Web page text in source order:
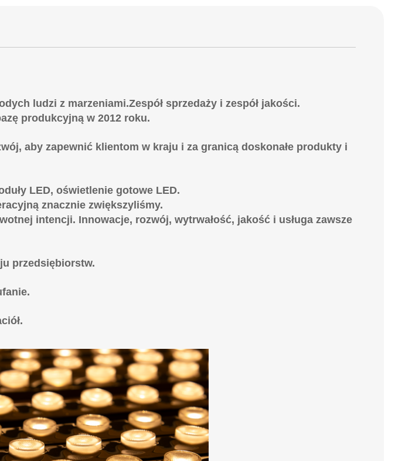
ludzi z marzeniami.Zespół sprzedaży i zespół jakości.
produkcyjną w 2012 roku.
aby zapewnić klientom w kraju i za granicą doskonałe produkty i
LED, oświetlenie gotowe LED.
znacznie zwiększyliśmy.
intencji. Innowacje, rozwój, wytrwałość, jakość i usługa zawsze
przedsiębiorstw.